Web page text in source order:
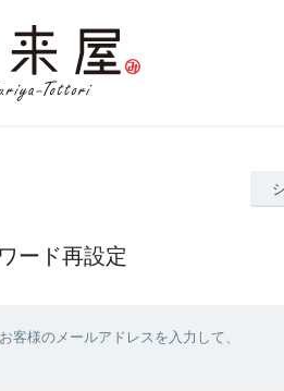
ード再設定
客様のメールアドレスを入力して、